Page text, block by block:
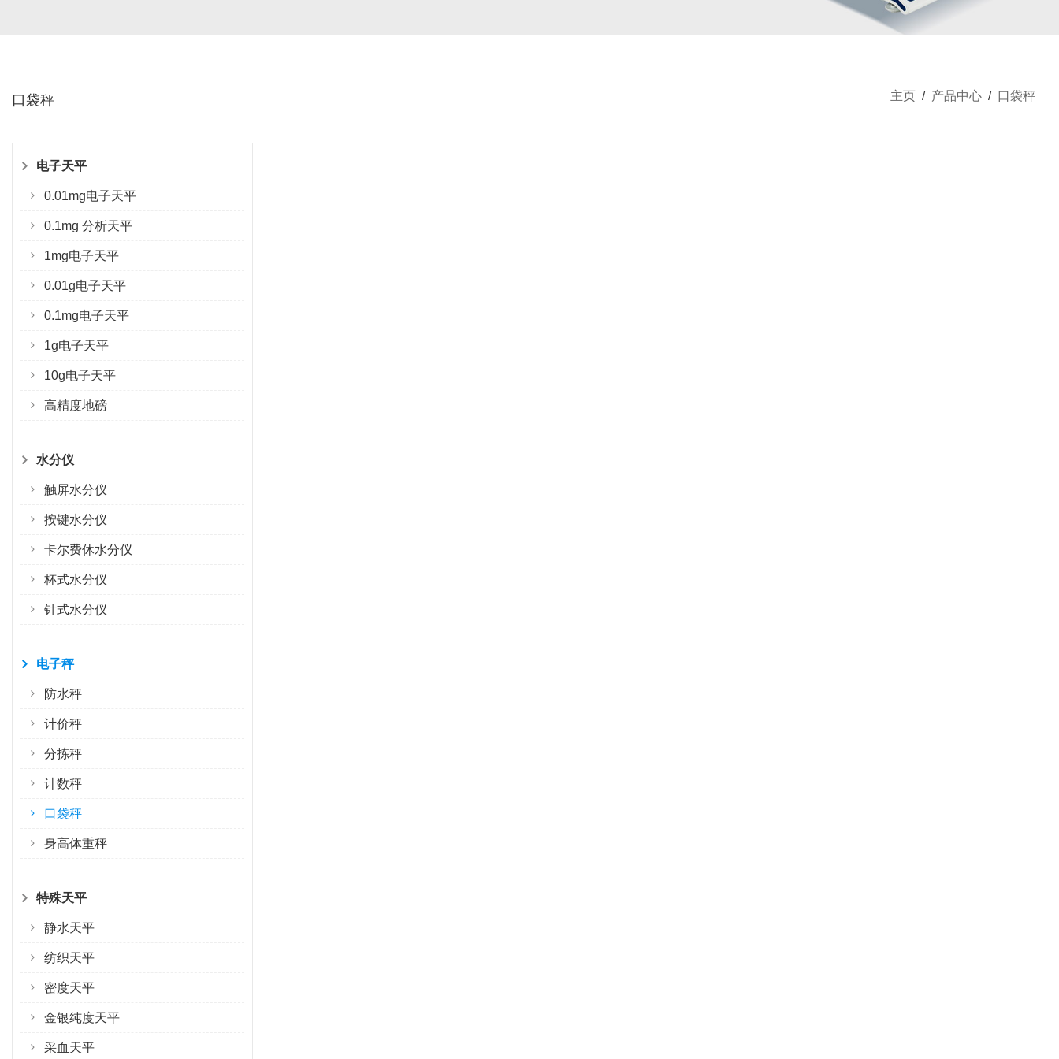
口袋秤 主页 / 产品中心 / 口袋秤
电子天平
0.01mg电子天平
0.1mg 分析天平
1mg电子天平
0.01g电子天平
0.1mg电子天平
1g电子天平
10g电子天平
高精度地磅
水分仪
触屏水分仪
按键水分仪
卡尔费休水分仪
杯式水分仪
针式水分仪
电子秤
防水秤
计价秤
分拣秤
计数秤
口袋秤
身高体重秤
特殊天平
静水天平
纺织天平
密度天平
金银纯度天平
采血天平